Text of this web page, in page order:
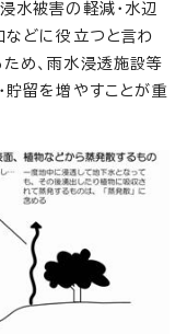
水被害の軽減・水辺
などに役立つと言わ
め、雨水浸透施設等
貯留を増やすことが重